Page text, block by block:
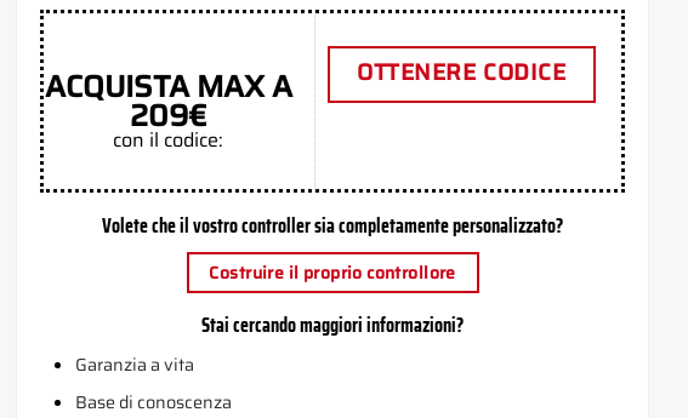
ACQUISTA MAX A
209€
con il codice:
OTTENERE CODICE
Volete che il vostro controller sia completamente personalizzato?
Costruire il proprio controllore
Stai cercando maggiori informazioni?
Garanzia a vita
Base di conoscenza